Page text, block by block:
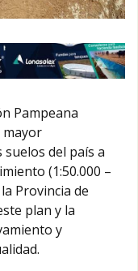
Pampeana
mayor
del país a
(1:50.000 –
Provincia de
plan y la
y